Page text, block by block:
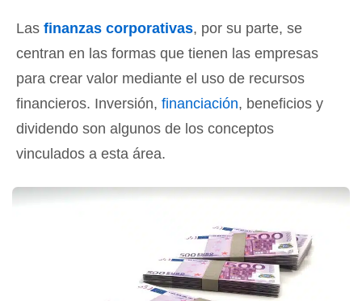
Las finanzas corporativas, por su parte, se
centran en las formas que tienen las empresas
para crear valor mediante el uso de recursos
financieros. Inversión, financiación, beneficios y
dividendo son algunos de los conceptos
vinculados a esta área.